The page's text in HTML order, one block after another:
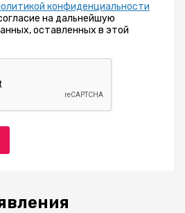
конфиденциальности
на дальнейшую
оставленных в этой